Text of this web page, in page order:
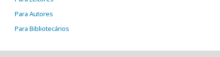
Para Autores
Para Bibliotecários